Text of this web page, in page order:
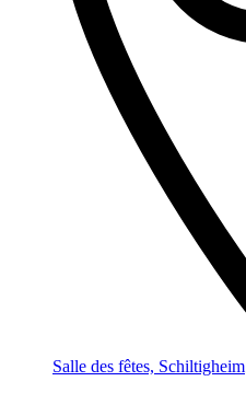
Salle des fêtes, Schiltigheim